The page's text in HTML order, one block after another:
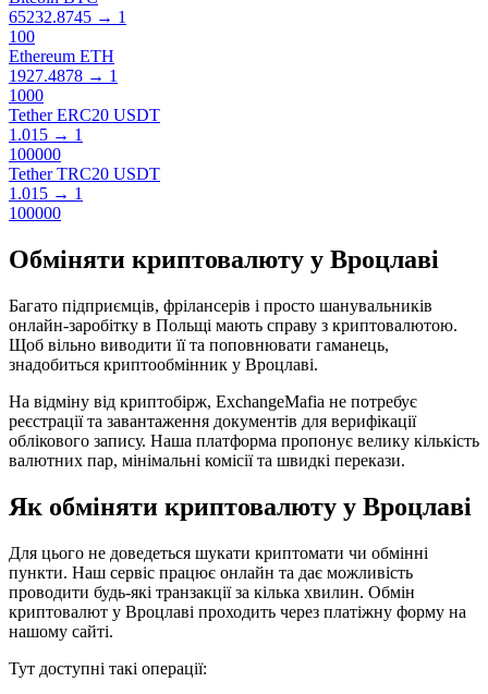
65232.8745 → 1
100
Ethereum ETH
1927.4878 → 1
1000
Tether ERC20 USDT
1.015 → 1
100000
Tether TRC20 USDT
1.015 → 1
100000
Обміняти криптовалюту у Вроцлаві
Багато підприємців, фрілансерів і просто шанувальників
онлайн-заробітку в Польщі мають справу з криптовалютою.
Щоб вільно виводити її та поповнювати гаманець,
знадобиться криптообмінник у Вроцлаві.
На відміну від криптобірж, ExchangeMafia не потребує
реєстрації та завантаження документів для верифікації
облікового запису. Наша платформа пропонує велику кількість
валютних пар, мінімальні комісії та швидкі перекази.
Як обміняти криптовалюту у Вроцлаві
Для цього не доведеться шукати криптомати чи обмінні
пункти. Наш сервіс працює онлайн та дає можливість
проводити будь-які транзакції за кілька хвилин. Обмін
криптовалют у Вроцлаві проходить через платіжну форму на
нашому сайті.
Тут доступні такі операції: